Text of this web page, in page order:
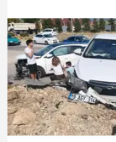
Necati Çetin, 'Kasten öldürme'
Hakkında açılan davada hakim
suçlamaları reddedip,
3.08.2026 Gündem